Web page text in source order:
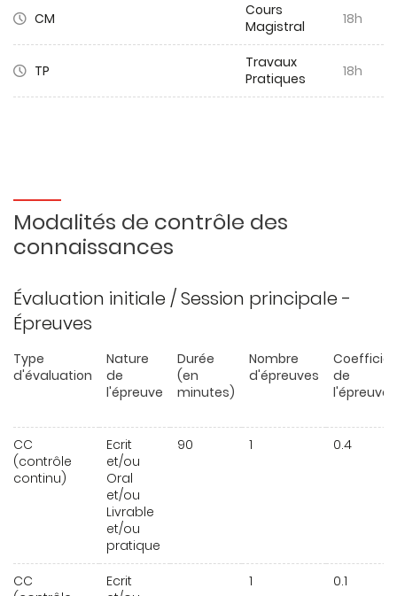
CM
Cours
Magistral
18h
TP
Travaux
Pratiques
18h
Modalités de contrôle des
connaissances
Évaluation initiale / Session principale -
Épreuves
Type
d'évaluation
Nature
de
l'épreuve
Durée
(en
minutes)
Nombre
d'épreuves
de
l'épreuve
CC
(contrôle
continu)
Ecrit
et/ou
Oral
et/ou
Livrable
et/ou
pratique
90 1 0.4
CC
Ecrit
1 0.1